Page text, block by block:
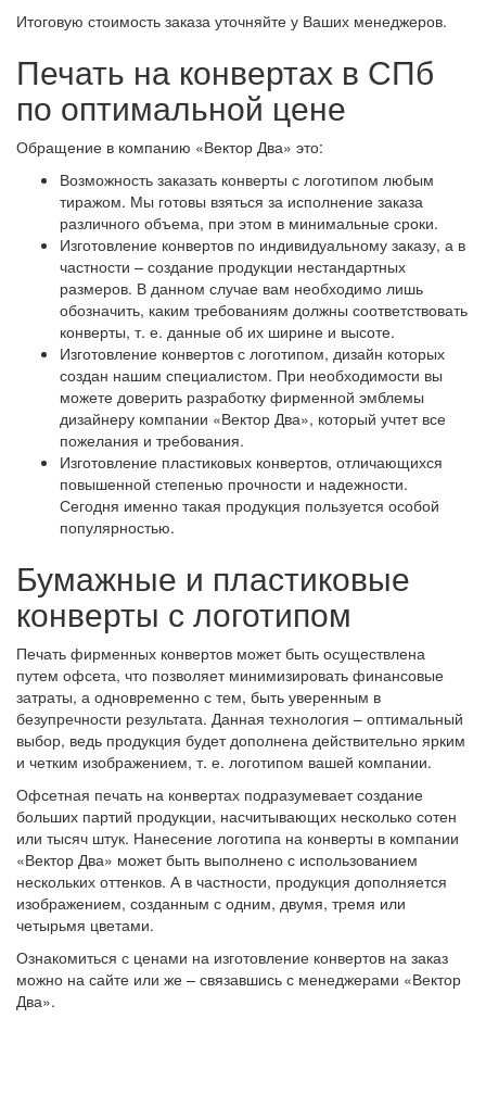
Итоговую стоимость заказа уточняйте у Ваших менеджеров.
Печать на конвертах в СПб
по оптимальной цене
Обращение в компанию «Вектор Два» это:
Возможность заказать конверты с логотипом любым
тиражом. Мы готовы взяться за исполнение заказа
различного объема, при этом в минимальные сроки.
Изготовление конвертов по индивидуальному заказу, а в
частности – создание продукции нестандартных
размеров. В данном случае вам необходимо лишь
обозначить, каким требованиям должны соответствовать
конверты, т. е. данные об их ширине и высоте.
Изготовление конвертов с логотипом, дизайн которых
создан нашим специалистом. При необходимости вы
можете доверить разработку фирменной эмблемы
дизайнеру компании «Вектор Два», который учтет все
пожелания и требования.
Изготовление пластиковых конвертов, отличающихся
повышенной степенью прочности и надежности.
Сегодня именно такая продукция пользуется особой
популярностью.
Бумажные и пластиковые
конверты с логотипом
Печать фирменных конвертов может быть осуществлена
путем офсета, что позволяет минимизировать финансовые
затраты, а одновременно с тем, быть уверенным в
безупречности результата. Данная технология – оптимальный
выбор, ведь продукция будет дополнена действительно ярким
и четким изображением, т. е. логотипом вашей компании.
Офсетная печать на конвертах подразумевает создание
больших партий продукции, насчитывающих несколько сотен
или тысяч штук. Нанесение логотипа на конверты в компании
«Вектор Два» может быть выполнено с использованием
нескольких оттенков. А в частности, продукция дополняется
изображением, созданным с одним, двумя, тремя или
четырьмя цветами.
Ознакомиться с ценами на изготовление конвертов на заказ
можно на сайте или же – связавшись с менеджерами «Вектор
Два».